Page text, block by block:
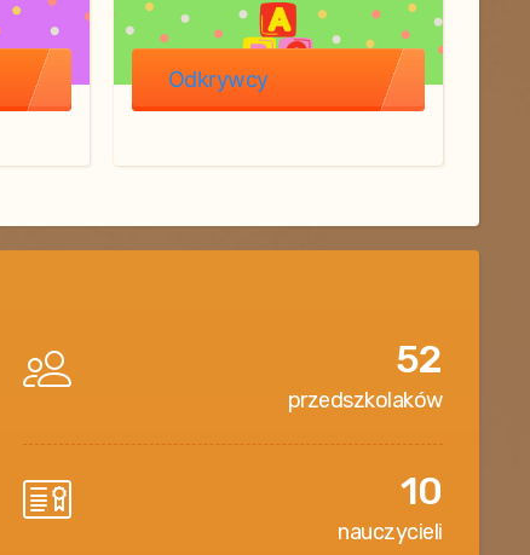
Odkrywcy
52
przedszkolaków
10
nauczycieli